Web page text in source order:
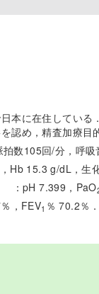
日本に在住してい
認め，精査加療目
拍数105回/分，呼
Hb 15.3 g/dL，生
：pH 7.399，PaO
，FEV1 ％ 70.2％．